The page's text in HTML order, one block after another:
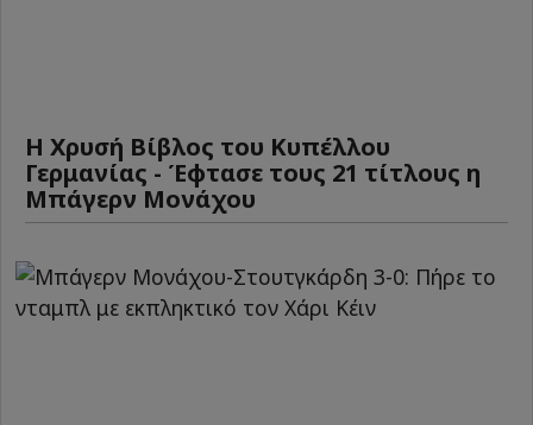
Η Χρυσή Βίβλος του Κυπέλλου
Γερμανίας - Έφτασε τους 21 τίτλους η
Μπάγερν Μονάχου